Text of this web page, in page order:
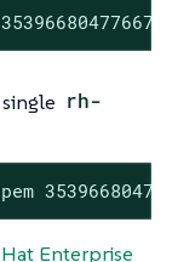
rh-
Enterprise